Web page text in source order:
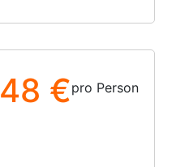
48 €pro Person